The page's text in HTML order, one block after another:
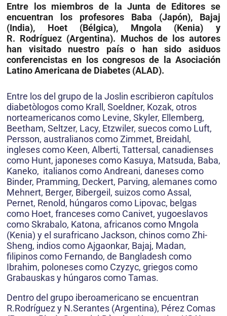
Entre los miembros de la Junta de Editores se
encuentran los profesores Baba (Japón), Bajaj
(India), Hoet (Bélgica), Mngola (Kenia) y
R. Rodríguez (Argentina). Muchos de los autores
han visitado nuestro país o han sido asiduos
conferencistas en los congresos de la Asociación
Latino Americana de Diabetes (ALAD).
Entre los del grupo de la Joslin escribieron capítulos
diabetòlogos como Krall, Soeldner, Kozak, otros
norteamericanos como Levine, Skyler, Ellemberg,
Beetham, Seltzer, Lacy, Etzwiler, suecos como Luft,
Persson, australianos como Zimmet, Breidahl,
ingleses como Keen, Alberti, Tattersal, canadienses
como Hunt, japoneses como Kasuya, Matsuda, Baba,
Kaneko, italianos como Andreani, daneses como
Binder, Pramming, Deckert, Parving, alemanes como
Mehnert, Berger, Bibergeil, suizos como Assal,
Pernet, Renold, húngaros como Lipovac, belgas
como Hoet, franceses como Canivet, yugoeslavos
como Skrabalo, Katona, africanos como Mngola
(Kenia) y el surafricano Jackson, chinos como Zhi-
Sheng, indios como Ajgaonkar, Bajaj, Madan,
filipinos como Fernando, de Bangladesh como
Ibrahim, poloneses como Czyzyc, griegos como
Grabauskas y húngaros como Tamas.
Dentro del grupo iberoamericano se encuentran
R.Rodríguez y N.Serantes (Argentina), Pérez Comas